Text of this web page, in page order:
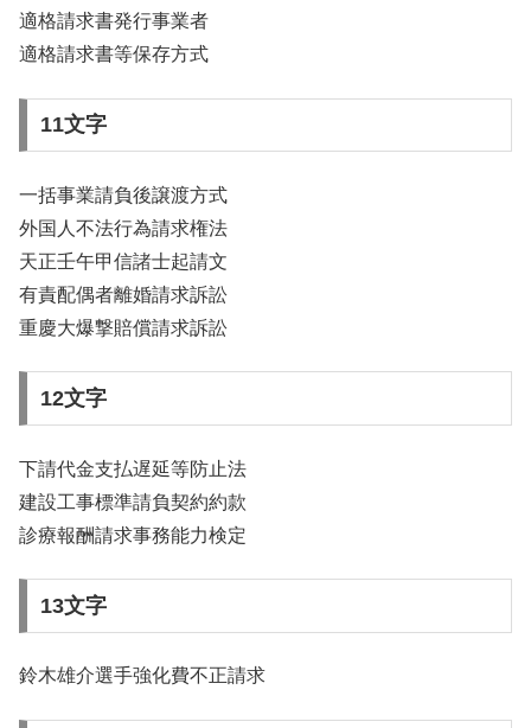
適格請求書発行事業者
適格請求書等保存方式
11文字
一括事業請負後譲渡方式
外国人不法行為請求権法
天正壬午甲信諸士起請文
有責配偶者離婚請求訴訟
重慶大爆撃賠償請求訴訟
12文字
下請代金支払遅延等防止法
建設工事標準請負契約約款
診療報酬請求事務能力検定
13文字
鈴木雄介選手強化費不正請求